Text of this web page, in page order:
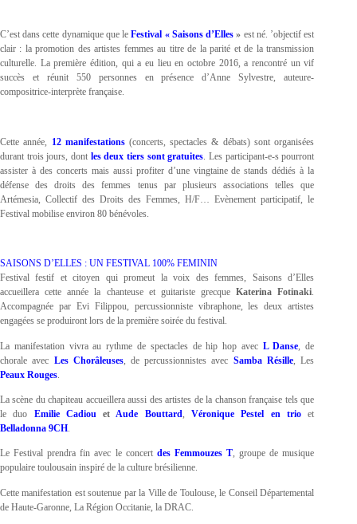
C’est dans cette dynamique que leFestival « Saisons d’Elles » est né. ’objectif est
clair : la promotion des artistes femmes au titre de la parité et de la transmission
culturelle. La première édition, qui a eu lieu en octobre 2016, a rencontré un vif
succès et réunit 550 personnes en présence d’Anne Sylvestre, auteure-
compositrice-interprète française.
Cette année, 12 manifestations (concerts, spectacles & débats) sont organisées
durant trois jours, dont les deux tiers sont gratuites . Les participant-e-s pourront
assister à des concerts mais aussi profiter d’une vingtaine de stands dédiés à la
défense des droits des femmes tenus par plusieurs associations telles que
Artémesia, Collectif des Droits des Femmes, H/F… Evènement participatif, le
Festival mobilise environ 80 bénévoles.
SAISONS D’ELLES : UN FESTIVAL 100% FEMININ
Festival festif et citoyen qui promeut la voix des femmes, Saisons d’Elles
accueillera cette année la chanteuse et guitariste grecqueKaterina Fotinaki.
Accompagnée par Evi Filippou, percussionniste vibraphone, les deux artistes
engagées se produiront lors de la première soirée du festival.
La manifestation vivra au rythme de spectacles de hip hop avec L Danse , de
chorale avec Les Chorâleuses, de percussionnistes avec Samba Résille , Les
Peaux Rouges
La scène du chapiteau accueillera aussi des artistes de la chanson française tels que
le duo Emilie CadiouetAude Bouttard,Véronique Pestel en trio et
Belladonna 9CH.
Le Festival prendra fin avec le concert des Femmouzes T, groupe de musique
populaire toulousain inspiré de la culture brésilienne.
Cette manifestation est soutenue par la Ville de Toulouse, le Conseil Départemental
de Haute-Garonne, La Région Occitanie, la DRAC.